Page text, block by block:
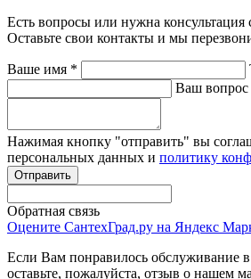
Есть вопросы или нужна консультация
Оставьте свои контакты и мы
Ваше имя *
Ваш вопрос
Нажимая кнопку "отправить" вы
персональных данных и политику
Обратная связь
Оцените СантехГрад.ру на Яндекс
Если Вам понравилось обслуживание
оставьте, пожалуйста, отзыв о нашем